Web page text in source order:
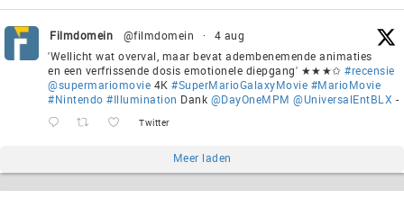
Filmdomein @filmdomein ·
4 aug
'Wellicht wat overval, maar bevat adembenemende animaties
en een verfrissende dosis emotionele diepgang' ★★★✩ #recensie
@supermariomovie 4K #SuperMarioGalaxyMovie #MarioMovie
#Nintendo #Illumination Dank @DayOneMPM @UniversalEntBLX -
Twitter
Meer laden